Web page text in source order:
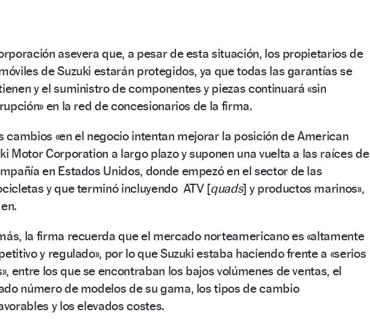
asevera que, a pesar de esta situación, los propietarios de
de Suzuki estarán protegidos, ya que todas las garantías se
y el suministro de componentes y piezas continuará «sin
en la red de concesionarios de la firma.
cambios «en el negocio intentan mejorar la posición de American
Motor Corporation a largo plazo y suponen una vuelta a las raíces de
en Estados Unidos, donde empezó en el sector de las
y que terminó incluyendo ATV [quads] y productos marinos»,
la firma recuerda que el mercado norteamericano es «altamente
y regulado», por lo que Suzuki estaba haciendo frente a «serios
entre los que se encontraban los bajos volúmenes de ventas, el
número de modelos de su gama, los tipos de cambio
y los elevados costes.